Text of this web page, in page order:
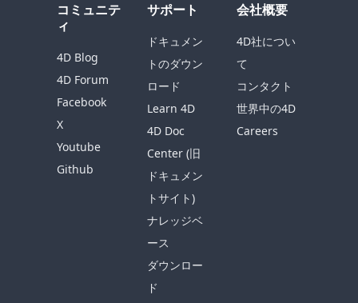
コミュニテ
ィ
4D Blog
4D Forum
Facebook
X
Youtube
Github
サポート
ドキュメン
トのダウン
ロード
Learn 4D
4D Doc
Center (旧
ドキュメン
トサイト)
ナレッジベ
ース
ダウンロー
ド
会社概要
4D社につい
て
コンタクト
世界中の4D
Careers